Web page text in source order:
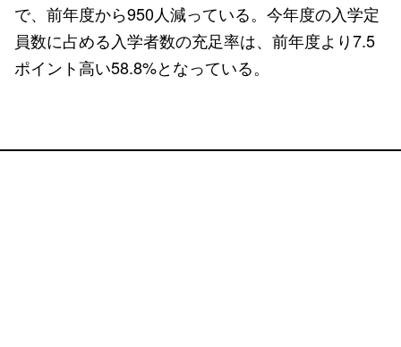
で、前年度から950人減っている。今年度の入学定
員数に占める入学者数の充足率は、前年度より7.5
ポイント高い58.8%となっている。